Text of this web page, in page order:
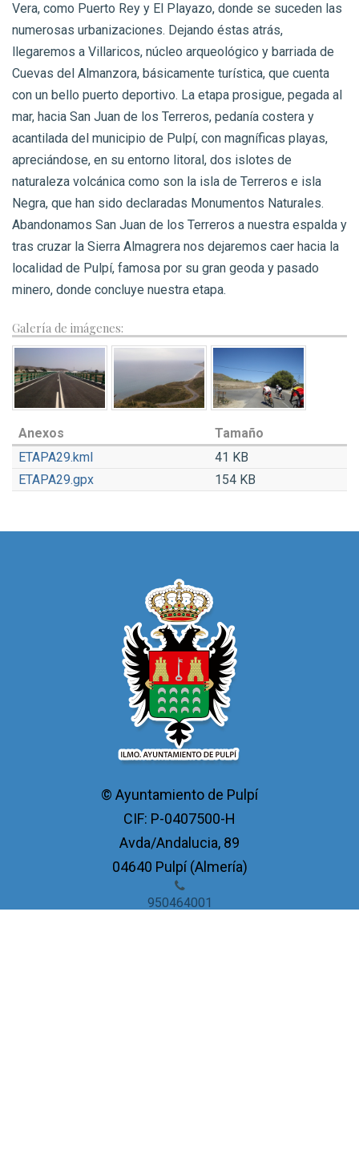
Vera, como Puerto Rey y El Playazo, donde se suceden las
numerosas urbanizaciones. Dejando éstas atrás,
llegaremos a Villaricos, núcleo arqueológico y barriada de
Cuevas del Almanzora, básicamente turística, que cuenta
con un bello puerto deportivo. La etapa prosigue, pegada al
mar, hacia San Juan de los Terreros, pedanía costera y
acantilada del municipio de Pulpí, con magníficas playas,
apreciándose, en su entorno litoral, dos islotes de
naturaleza volcánica como son la isla de Terreros e isla
Negra, que han sido declaradas Monumentos Naturales.
Abandonamos San Juan de los Terreros a nuestra espalda y
tras cruzar la Sierra Almagrera nos dejaremos caer hacia la
localidad de Pulpí, famosa por su gran geoda y pasado
minero, donde concluye nuestra etapa.
Galería de imágenes:
Anexos
Tamaño
ETAPA29.kml
41 KB
ETAPA29.gpx
154 KB
© Ayuntamiento de Pulpí
CIF: P-0407500-H
Avda/Andalucia, 89
04640 Pulpí (Almería)
950464001